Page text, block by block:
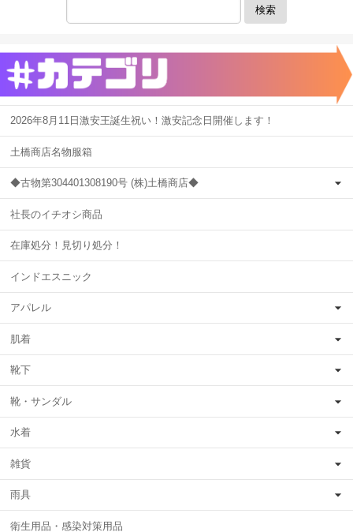
検索
2026年8月11日激安王誕生祝い！激安記念日開催します！
土橋商店名物服箱
◆古物第304401308190号 (株)土橋商店◆
社長のイチオシ商品
在庫処分！見切り処分！
インドエスニック
アパレル
肌着
靴下
靴・サンダル
水着
雑貨
雨具
衛生用品・感染対策用品